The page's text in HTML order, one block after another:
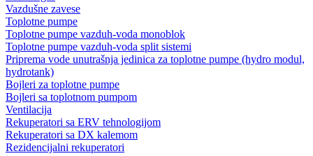
Vazdušne zavese
Toplotne pumpe
Toplotne pumpe vazduh-voda monoblok
Toplotne pumpe vazduh-voda split sistemi
Priprema vode unutrašnja jedinica za toplotne pumpe (hydro modul,
hydrotank)
Bojleri za toplotne pumpe
Bojleri sa toplotnom pumpom
Ventilacija
Rekuperatori sa ERV tehnologijom
Rekuperatori sa DX kalemom
Rezidencijalni rekuperatori